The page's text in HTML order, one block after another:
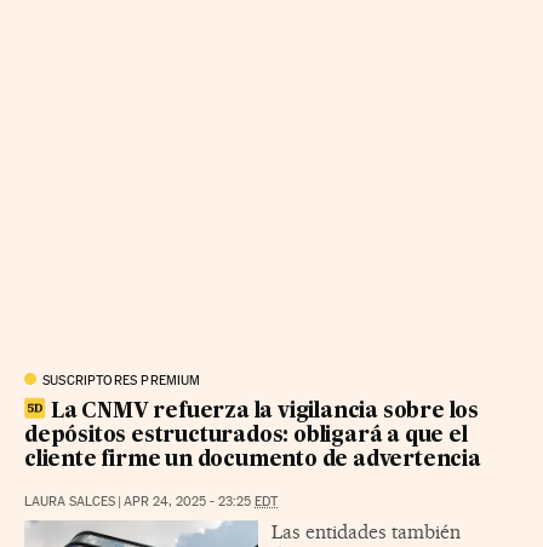
SUSCRIPTORES PREMIUM
La CNMV refuerza la vigilancia sobre los
depósitos estructurados: obligará a que el
cliente firme un documento de advertencia
LAURA SALCES APR 24, 2025 - 23:25 EDT
Las entidades también